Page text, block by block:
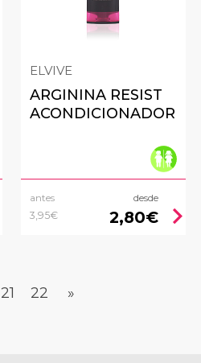
ELVIVE
ARGININA RESIST
ACONDICIONADOR
antes
3,95€
desde
2,80€ chevron_right
21 22 »